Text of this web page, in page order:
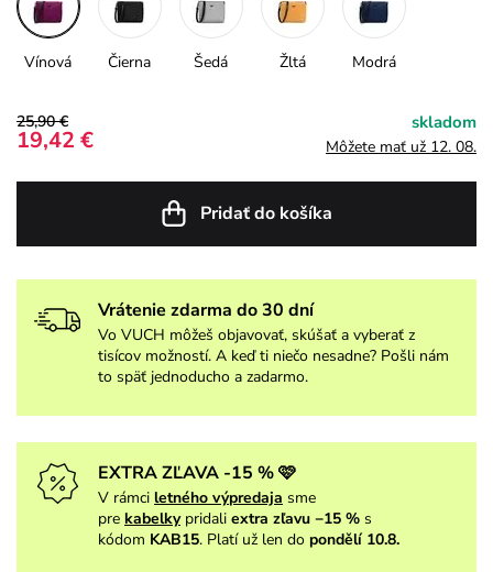
Vínová Čierna Šedá Žltá Modrá
25,90 €
19,42 €
skladom
Môžete mať už 12. 08.
Pridať do košíka
Vrátenie zdarma do 30 dní
Vo VUCH môžeš objavovať, skúšať a vyberať z
tisícov možností. A keď ti niečo nesadne? Pošli nám
to späť jednoducho a zadarmo.
EXTRA ZĽAVA -15 % 🩷
V rámci letného výpredaja sme
pre kabelky pridali extra zľavu −15 % s
kódom KAB15. Platí už len do pondělí 10.8.